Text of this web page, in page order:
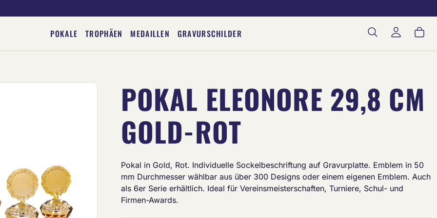
POKALE TROPHÄEN MEDAILLEN GRAVURSCHILDER
POKAL ELEONORE 29,8 CM
GOLD-ROT
Deine Gravur
Pokal in Gold, Rot. Individuelle Sockelbeschriftung auf Gravurplatte. Emblem in 50
mm Durchmesser wählbar aus über 300 Designs oder einem eigenen Emblem. Auch
als 6er Serie erhältlich. Ideal für Vereinsmeisterschaften, Turniere, Schul- und
Firmen-Awards.